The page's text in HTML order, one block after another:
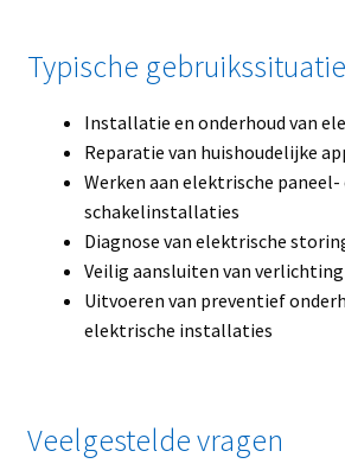
Typische
Installatie en onderhoud van
Reparatie van huishoudelijke
Werken aan elektrische paneel-
schakelinstallaties
Diagnose van elektrische
Veilig aansluiten van
Uitvoeren van preventief
elektrische installaties
Veelgestelde vragen